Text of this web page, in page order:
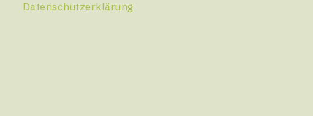
Datenschutzerklärung